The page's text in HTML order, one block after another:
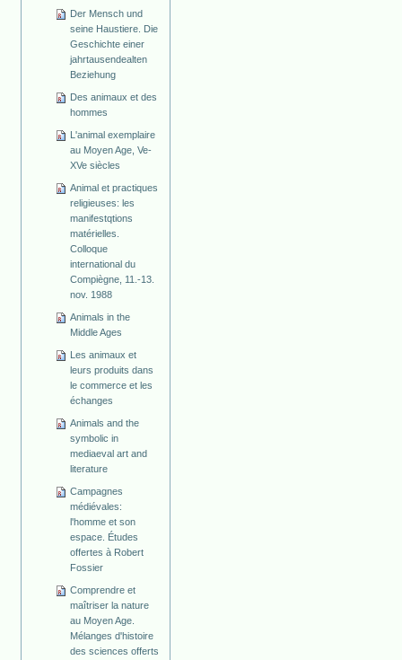
Der Mensch und
seine Haustiere. Die
Geschichte einer
jahrtausendealten
Beziehung
Des animaux et des
hommes
L'animal exemplaire
au Moyen Age, Ve-
XVe siècles
Animal et practiques
religieuses: les
manifestqtions
matérielles.
Colloque
international du
Compiègne, 11.-13.
nov. 1988
Animals in the
Middle Ages
Les animaux et
leurs produits dans
le commerce et les
échanges
Animals and the
symbolic in
mediaeval art and
literature
Campagnes
médiévales:
l'homme et son
espace. Études
offertes à Robert
Fossier
Comprendre et
maîtriser la nature
au Moyen Age.
Mélanges d'histoire
des sciences offerts